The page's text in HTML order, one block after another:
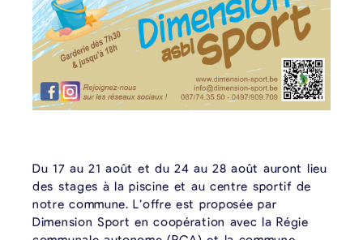
Du 17 au 21 août et du 24 au 28 août auront lieu
des stages à la piscine et au centre sportif de
notre commune. L’offre est proposée par
Dimension Sport en coopération avec la Régie